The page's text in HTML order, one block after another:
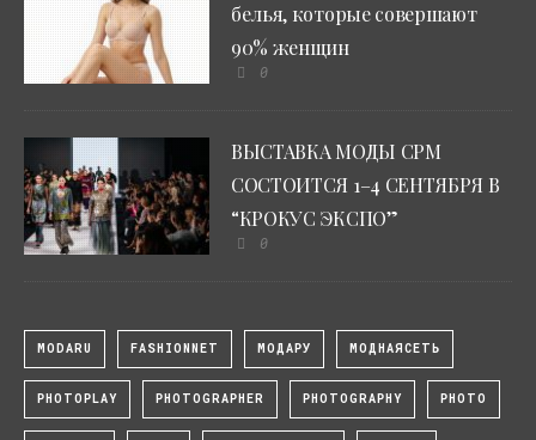
белья, которые совершают
90% женщин
0
ВЫСТАВКА МОДЫ CPM
СОСТОИТСЯ 1–4 СЕНТЯБРЯ В
“КРОКУС ЭКСПО”
0
MODARU FASHIONNET МОДАРУ МОДНАЯСЕТЬ
PHOTOPLAY PHOTOGRAPHER PHOTOGRAPHY PHOTO